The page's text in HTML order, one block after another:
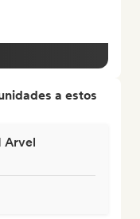
a estos
Arvel